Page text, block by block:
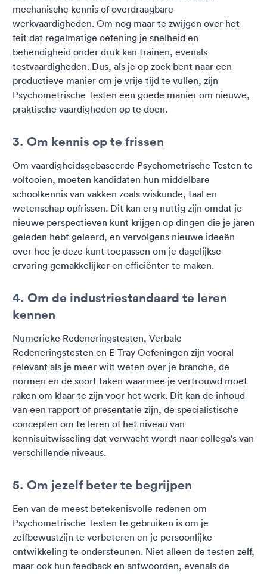
mechanische kennis of overdraagbare
werkvaardigheden. Om nog maar te zwijgen over het
feit dat regelmatige oefening je snelheid en
behendigheid onder druk kan trainen, evenals
testvaardigheden. Dus, als je op zoek bent naar een
productieve manier om je vrije tijd te vullen, zijn
Psychometrische Testen een goede manier om nieuwe,
praktische vaardigheden op te doen.
3. Om kennis op te frissen
Om vaardigheidsgebaseerde Psychometrische Testen te
voltooien, moeten kandidaten hun middelbare
schoolkennis van vakken zoals wiskunde, taal en
wetenschap opfrissen. Dit kan erg nuttig zijn omdat je
nieuwe perspectieven kunt krijgen op dingen die je jaren
geleden hebt geleerd, en vervolgens nieuwe ideeën
over hoe je deze kunt toepassen om je dagelijkse
ervaring gemakkelijker en efficiënter te maken.
4. Om de industriestandaard te leren
kennen
Numerieke Redeneringstesten, Verbale
Redeneringstesten en E-Tray Oefeningen zijn vooral
relevant als je meer wilt weten over je branche, de
normen en de soort taken waarmee je vertrouwd moet
raken om klaar te zijn voor het werk. Dit kan de inhoud
van een rapport of presentatie zijn, de specialistische
concepten om te leren of het niveau van
kennisuitwisseling dat verwacht wordt naar collega's van
verschillende niveaus.
5. Om jezelf beter te begrijpen
Een van de meest betekenisvolle redenen om
Psychometrische Testen te gebruiken is om je
zelfbewustzijn te verbeteren en je persoonlijke
ontwikkeling te ondersteunen. Niet alleen de testen zelf,
maar ook hun feedback en antwoorden, evenals de